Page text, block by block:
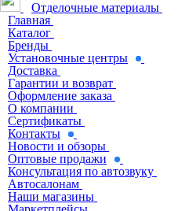
Отделочные материалы
Главная
Каталог
Бренды
Установочные центры
Доставка
Гарантии и возврат
Оформление заказа
О компании
Сертификаты
Контакты
Новости и обзоры
Оптовые продажи
Консультация по автозвуку
Автосалонам
Наши магазины